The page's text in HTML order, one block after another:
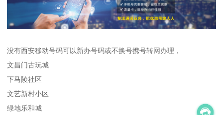
没有西安移动号码可以新办号码或不换号携号转网办理，
文昌门古玩城
下马陵社区
文艺新村小区
绿地乐和城